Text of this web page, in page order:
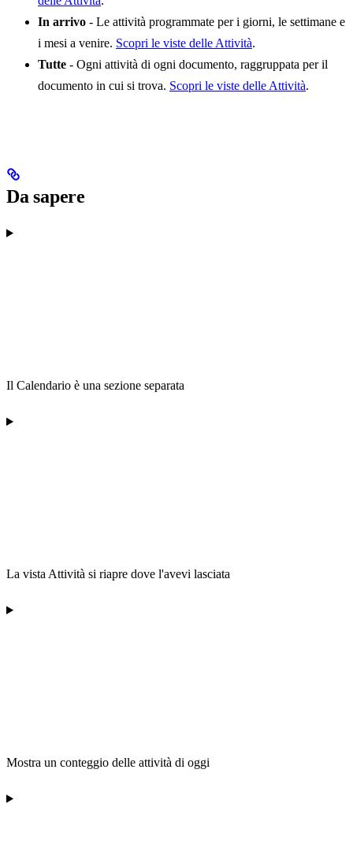
In arrivo - Le attività programmate per i giorni, le settimane e
i mesi a venire. Scopri le viste delle Attività.
Tutte - Ogni attività di ogni documento, raggruppata per il
documento in cui si trova. Scopri le viste delle Attività.
Da sapere
Il Calendario è una sezione separata
La vista Attività si riapre dove l'avevi lasciata
Mostra un conteggio delle attività di oggi